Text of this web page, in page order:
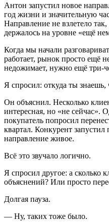
Антон запустил новое
год жизни и значительную
Направление не взлетело
держалось на уровне «ещё
Когда мы начали
работает, рынок просто ещё
недожимает, нужно ещё три-
Я спросил: откуда ты знаешь,
Он объяснил. Несколько
интересная, но «не
покупатель попросил
квартал. Конкурент
направление живое.
Всё это звучало логично.
Я спросил другое: а сколько
объяснений? Или просто
Долгая пауза.
— Ну, таких тоже было.